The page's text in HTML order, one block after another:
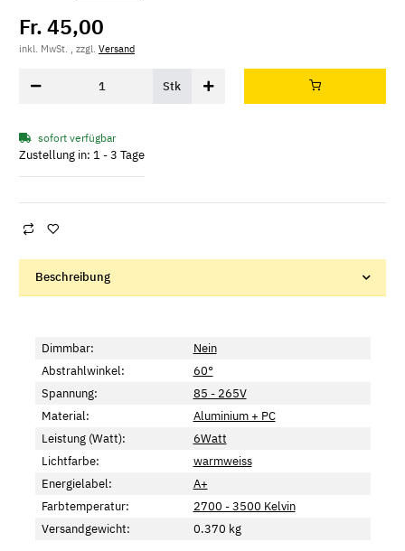
Fr. 45,00
inkl. MwSt. , zzgl. Versand
Stk
sofort verfügbar
Zustellung in: 1 - 3 Tage
Beschreibung
Dimmbar:
Nein
Abstrahlwinkel:
60°
Spannung:
85 - 265V
Material:
Aluminium + PC
Leistung (Watt):
6Watt
Lichtfarbe:
warmweiss
Energielabel:
A+
Farbtemperatur:
2700 - 3500 Kelvin
Versandgewicht:
0.370 kg